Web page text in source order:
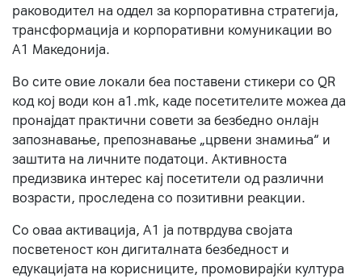
раководител на оддел за корпоративна стратегија,
трансформација и корпоративни комуникации во
А1 Македонија.
Во сите овие локали беа поставени стикери со QR
код кој води кон a1.mk, каде посетителите можеа да
пронајдат практични совети за безбедно онлајн
запознавање, препознавање „црвени знамиња“ и
заштита на личните податоци. Активноста
предизвика интерес кај посетители од различни
возрасти, проследена со позитивни реакции.
Со оваа активација, А1 ја потврдува својата
посветеност кон дигиталната безбедност и
едукацијата на корисниците, промовирајќи култура